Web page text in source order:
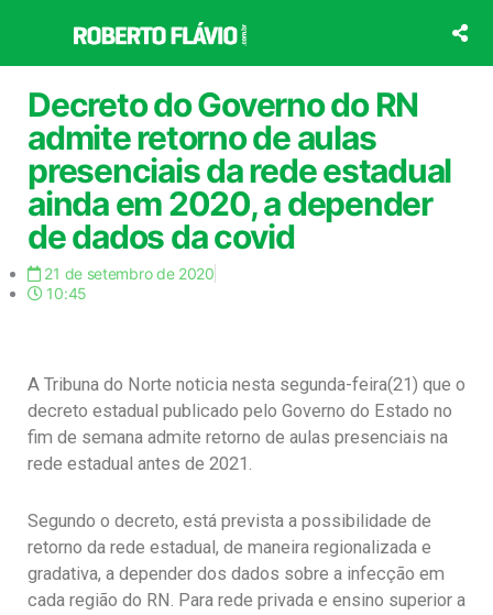
o
conteúdo
Decreto do Governo do RN
admite retorno de aulas
presenciais da rede estadual
ainda em 2020, a depender
de dados da covid
21 de setembro de 2020
10:45
A Tribuna do Norte noticia nesta segunda-feira(21) que o
decreto estadual publicado pelo Governo do Estado no
fim de semana admite retorno de aulas presenciais na
rede estadual antes de 2021.
Segundo o decreto, está prevista a possibilidade de
retorno da rede estadual, de maneira regionalizada e
gradativa, a depender dos dados sobre a infecção em
cada região do RN. Para rede privada e ensino superior a